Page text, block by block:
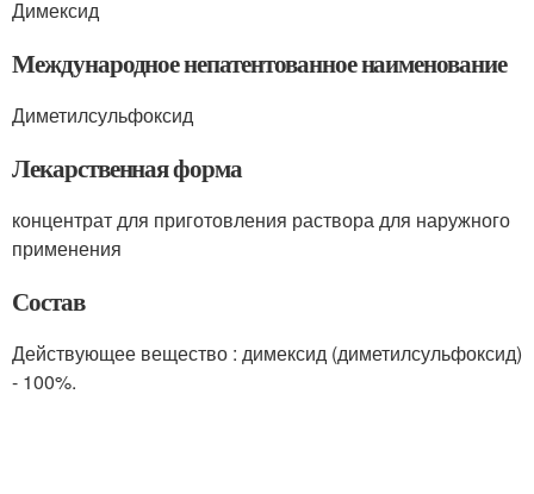
Димексид
Международное непатентованное наименование
Диметилсульфоксид
Лекарственная форма
концентрат для приготовления раствора для наружного
применения
Состав
Действующее вещество : димексид (диметилсульфоксид)
- 100%.